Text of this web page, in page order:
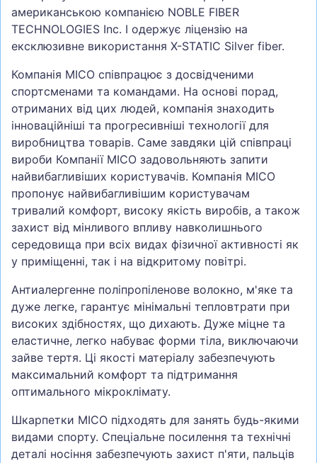
американською компанією NOBLE FIBER
TECHNOLOGIES Inc. І одержує ліцензію на
ексклюзивне використання X-STATIC Silver fiber.
Компанія MICO співпрацює з досвідченими
спортсменами та командами. На основі порад,
отриманих від цих людей, компанія знаходить
інноваційніші та прогресивніші технології для
виробництва товарів. Саме завдяки цій співпраці
вироби Компанії MICO задовольняють запити
найвибагливіших користувачів. Компанія MICO
пропонує найвибагливішим користувачам
тривалий комфорт, високу якість виробів, а також
захист від мінливого впливу навколишнього
середовища при всіх видах фізичної активності як
у приміщенні, так і на відкритому повітрі.
Антиалергенне поліпропіленове волокно, м'яке та
дуже легке, гарантує мінімальні тепловтрати при
високих здібностях, що дихають. Дуже міцне та
еластичне, легко набуває форми тіла, виключаючи
зайве тертя. Ці якості матеріалу забезпечують
максимальний комфорт та підтримання
оптимального мікроклімату.
Шкарпетки MICO підходять для занять будь-якими
видами спорту. Спеціальне посилення та технічні
деталі носіння забезпечують захист п'яти, пальців